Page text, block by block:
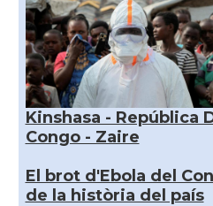
Kinshasa - República
Congo - Zaire
El brot d'Ebola del
de la història del país